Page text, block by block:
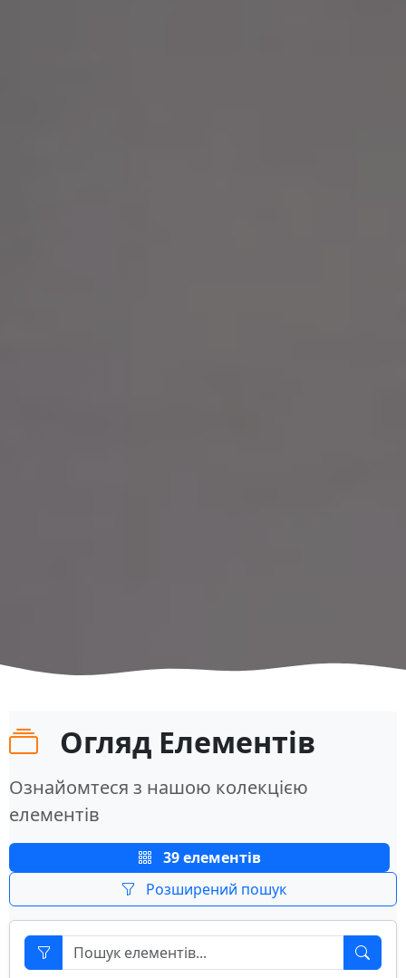
Огляд Елементів
Ознайомтеся з нашою колекцією
елементів
39 елементів
Розширений пошук